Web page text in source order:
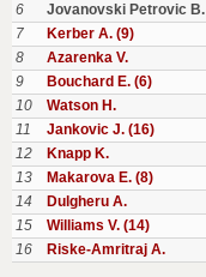
6
Jovanovski Petrovic B.
7
Kerber A. (9)
8
Azarenka V.
9
Bouchard E. (6)
10
Watson H.
11
Jankovic J. (16)
12
Knapp K.
13
Makarova E. (8)
14
Dulgheru A.
15
Williams V. (14)
16
Riske-Amritraj A.